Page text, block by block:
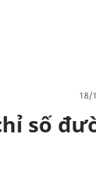
18/
số